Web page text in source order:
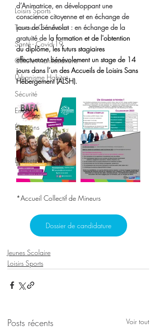
Loisirs Sports
Travaux Circulation
Santé - Covid-19
Culture Manifestations
Urbanisme Habitat
Sécurité
Emploi
Élections
A la une
Déchets
d’Animatrice, en développant une
conscience citoyenne et en échange de
jours de bénévolat : en échange de la
gratuité de la formation et de l'obtention
du diplôme, les futurs stagiaires
effectueront bénévolement un stage de 14
jours dans l’un des Accueils de Loisirs Sans
Hébergement (ALSH).
*Accueil Collectif de Mineurs
Dossier de candidature
Jeunes Scolaire
Loisirs Sports
Posts récents Voir tout